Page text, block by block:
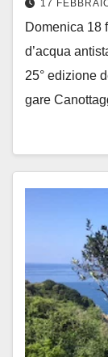
17
Domenica 18
d’acqua
25° edizione
gare